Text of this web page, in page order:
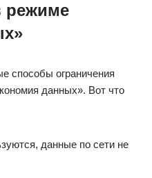
режиме
способы ограничения
данных». Вот что
данные по сети не